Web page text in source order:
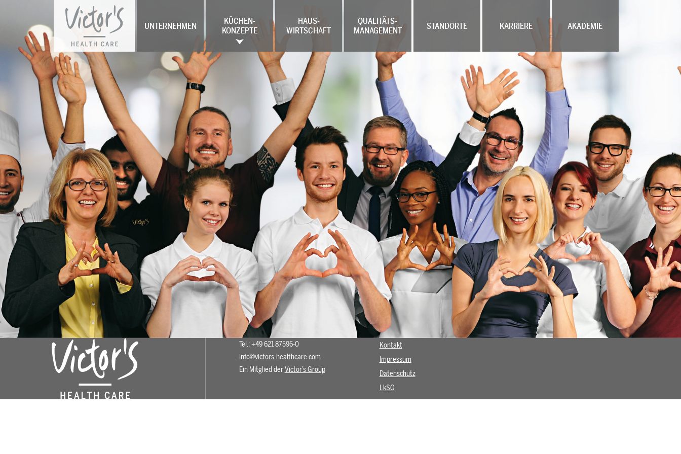
UNTERNEHMEN
KÜCHEN-
KONZEPTE
HAUS-
WIRTSCHAFT
QUALITÄTS-
MANAGEMENT
STANDORTE KARRIERE AKADEMIE
Tel.: +49 621 87596-0
info@victors-healthcare.com
Ein Mitglied derVictor’s Group
Kontakt
Impressum
Datenschutz
LkSG